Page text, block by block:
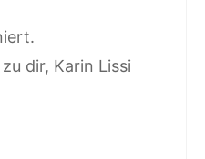
dir, Karin Lissi